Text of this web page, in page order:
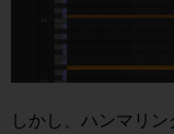
しかし、ハンマリ